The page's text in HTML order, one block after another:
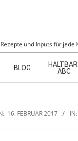
und Inputs für
BLOG
ABC
16. FEBRUAR 2017 IN: